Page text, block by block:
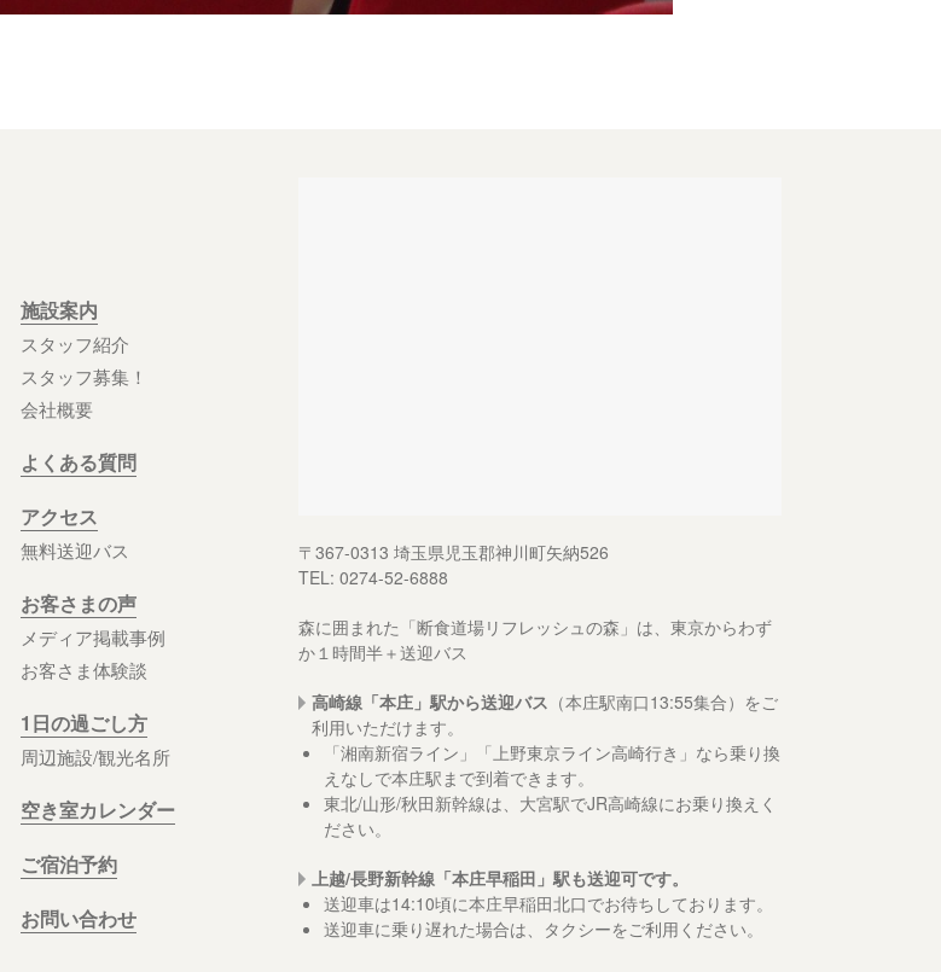
施設案内
スタッフ紹介
スタッフ募集！
会社概要
よくある質問
アクセス
無料送迎バス
お客さまの声
メディア掲載事例
お客さま体験談
1日の過ごし方
周辺施設/観光名所
空き室カレンダー
ご宿泊予約
お問い合わせ
〒367-0313 埼玉県児玉郡神川町矢納526
TEL: 0274-52-6888
森に囲まれた「断食道場リフレッシュの森」は、東京からわず
か１時間半＋送迎バス
高崎線「本庄」駅から送迎バス （本庄駅南口13:55集合）をご
利用いただけます。
「湘南新宿ライン」「上野東京ライン高崎行き」なら乗り換
えなしで本庄駅まで到着できます。
東北/山形/秋田新幹線は、大宮駅でJR高崎線にお乗り換えく
ださい。
上越/長野新幹線「本庄早稲田」駅も送迎可です。
送迎車は14:10頃に本庄早稲田北口でお待ちしております。
送迎車に乗り遅れた場合は、タクシーをご利用ください。